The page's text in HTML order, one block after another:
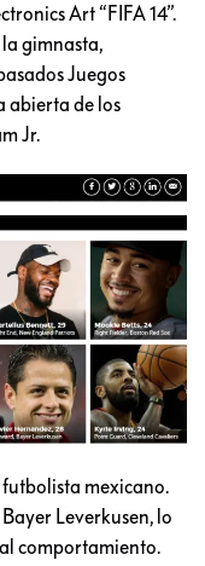
Art “FIFA 14”.
gimnasta,
Juegos
abierta de los
Jr.
mexicano.
Leverkusen, lo
comportamiento.